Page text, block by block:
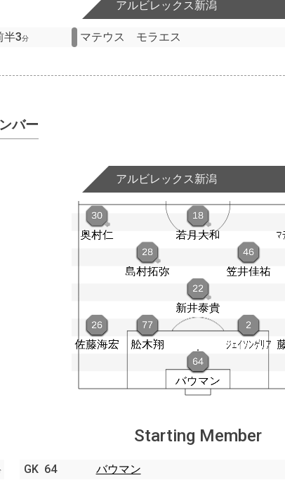
アルビレックス新潟
半3分 マテウス モラエス
バー
アルビレックス新潟
Starting Member
GK 64 バウマン